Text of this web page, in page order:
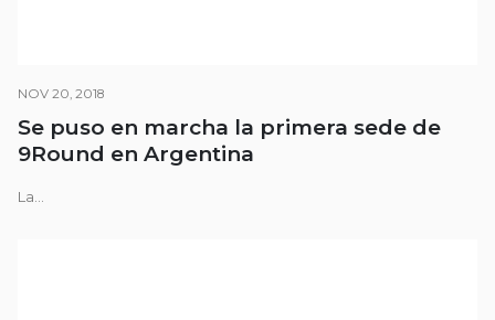
NOV 20, 2018
Se puso en marcha la primera sede de
9Round en Argentina
La...